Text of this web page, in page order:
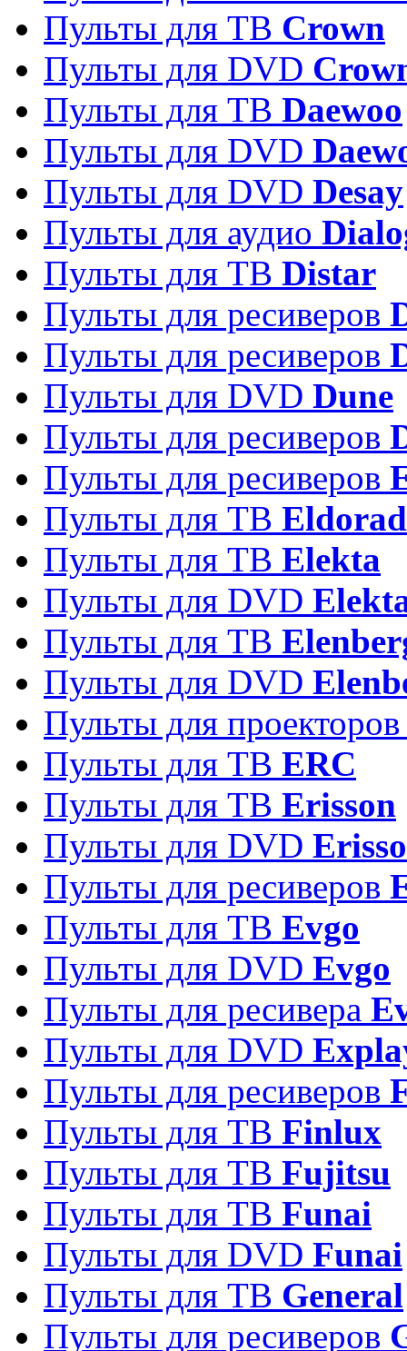
Пульты для ТВ Crown
Пульты для DVD
Пульты для ТВ Daewoo
Пульты для DVD
Пульты для DVD Desay
Пульты для аудио
Пульты для ТВ Distar
Пульты для ресиверов
Пульты для ресиверов
Пульты для DVD Dune
Пульты для ресиверов
Пульты для ресиверов
Пульты для ТВ
Пульты для ТВ Elekta
Пульты для DVD
Пульты для ТВ
Пульты для DVD
Пульты для
Пульты для ТВ ERC
Пульты для ТВ Erisson
Пульты для DVD
Пульты для ресиверов
Пульты для ТВ Evgo
Пульты для DVD Evgo
Пульты для ресивера
Пульты для DVD
Пульты для ресиверов
Пульты для ТВ Finlux
Пульты для ТВ Fujitsu
Пульты для ТВ Funai
Пульты для DVD Funai
Пульты для ТВ General
Пульты для ресиверов